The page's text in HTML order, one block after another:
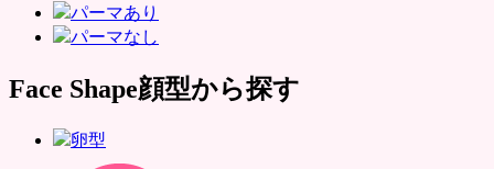
パーマあり
パーマなし
Face Shape顔型から探す
卵型